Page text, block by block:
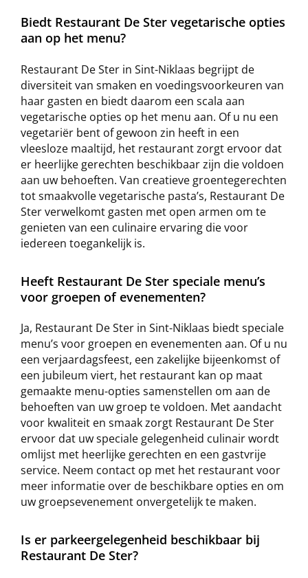
Biedt Restaurant De Ster vegetarische opties
aan op het menu?
Restaurant De Ster in Sint-Niklaas begrijpt de
diversiteit van smaken en voedingsvoorkeuren van
haar gasten en biedt daarom een scala aan
vegetarische opties op het menu aan. Of u nu een
vegetariër bent of gewoon zin heeft in een
vleesloze maaltijd, het restaurant zorgt ervoor dat
er heerlijke gerechten beschikbaar zijn die voldoen
aan uw behoeften. Van creatieve groentegerechten
tot smaakvolle vegetarische pasta’s, Restaurant De
Ster verwelkomt gasten met open armen om te
genieten van een culinaire ervaring die voor
iedereen toegankelijk is.
Heeft Restaurant De Ster speciale menu’s
voor groepen of evenementen?
Ja, Restaurant De Ster in Sint-Niklaas biedt speciale
menu’s voor groepen en evenementen aan. Of u nu
een verjaardagsfeest, een zakelijke bijeenkomst of
een jubileum viert, het restaurant kan op maat
gemaakte menu-opties samenstellen om aan de
behoeften van uw groep te voldoen. Met aandacht
voor kwaliteit en smaak zorgt Restaurant De Ster
ervoor dat uw speciale gelegenheid culinair wordt
omlijst met heerlijke gerechten en een gastvrije
service. Neem contact op met het restaurant voor
meer informatie over de beschikbare opties en om
uw groepsevenement onvergetelijk te maken.
Is er parkeergelegenheid beschikbaar bij
Restaurant De Ster?